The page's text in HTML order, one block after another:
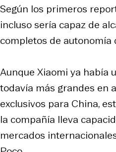
Según los primeros
incluso sería capaz de
completos de autonomía
Aunque Xiaomi ya había
todavía más grandes en
exclusivos para China,
la compañía lleva
mercados